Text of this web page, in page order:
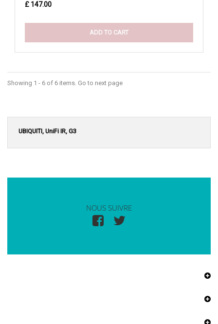
£ 147.00
ADD TO CART
Showing 1 - 6 of 6 items. Go to next page
UBIQUITI, UniFi IR, G3
NOUS SUIVRE